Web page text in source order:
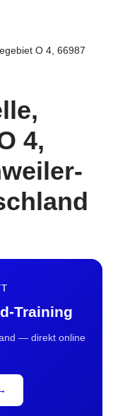
O 4, 66987
4,
Training
— direkt online